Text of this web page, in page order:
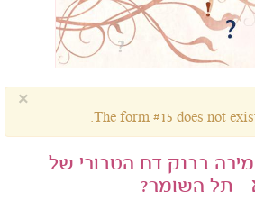
×
The form #15 does not
בבנק דם הטבורי של
- תל השומר?